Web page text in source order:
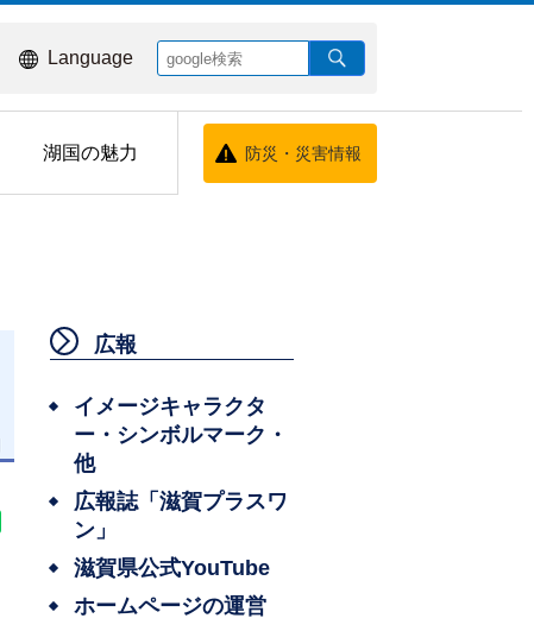
Language
湖国の魅力 防災・災害情報
広報
イメージキャラクタ
ー・シンボルマーク・
他
広報誌「滋賀プラスワ
ン」
滋賀県公式YouTube
ホームページの運営